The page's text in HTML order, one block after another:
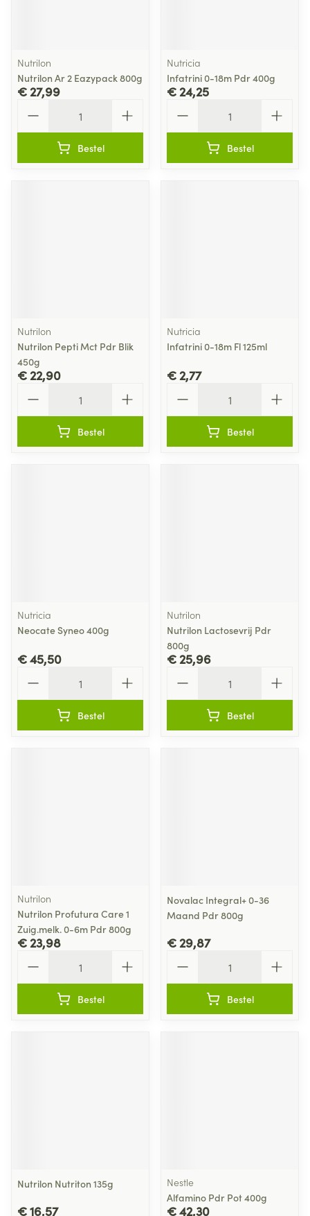
Nutrilon
Nutrilon Ar 2 Eazypack 800g
€ 27,99
Bestel
Nutricia
Infatrini 0-18m Pdr 400g
€ 24,25
Bestel
Nutrilon
Nutrilon Pepti Mct Pdr Blik
450g
€ 22,90
Bestel
Nutricia
Infatrini 0-18m Fl 125ml
€ 2,77
Bestel
Nutricia
Neocate Syneo 400g
€ 45,50
Bestel
Nutrilon
Nutrilon Lactosevrij Pdr
800g
€ 25,96
Bestel
Nutrilon
Nutrilon Profutura Care 1
Zuig.melk. 0-6m Pdr 800g
€ 23,98
Bestel
Novalac Integral+ 0-36
Maand Pdr 800g
€ 29,87
Bestel
Nutrilon Nutriton 135g
€ 16,57
Nestle
Alfamino Pdr Pot 400g
€ 42,30